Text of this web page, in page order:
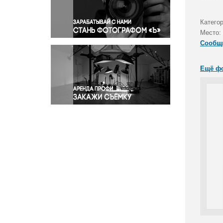
Правосудие
Происшествия и конфликты
Религия
Светская жизнь
Спорт
Экология
Экономика и бизнес
Место:
Ещё